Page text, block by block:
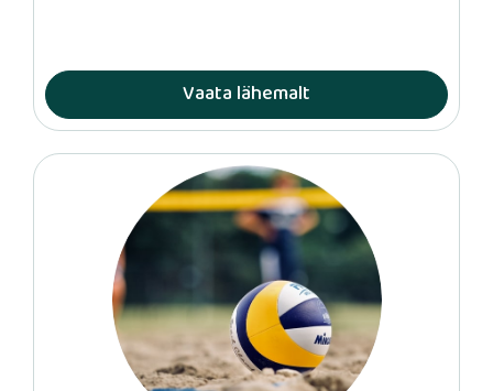
Vaata lähemalt